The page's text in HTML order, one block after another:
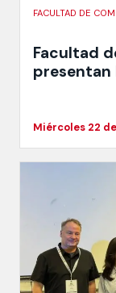
FACULTAD DE
Facultad
presentan
Miércoles 22